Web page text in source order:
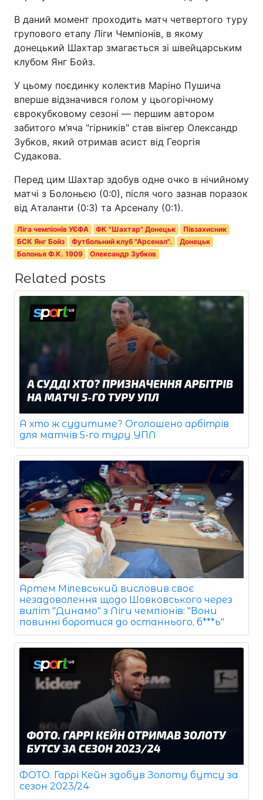
В даний момент проходить матч четвертого туру
групового етапу Ліги Чемпіонів, в якому
донецький Шахтар змагається зі швейцарським
клубом Янг Бойз.
У цьому поєдинку колектив Маріно Пушича
вперше відзначився голом у цьогорічному
єврокубковому сезоні — першим автором
забитого м’яча "гірників" став вінгер Олександр
Зубков, який отримав асист від Георгія
Судакова.
Перед цим Шахтар здобув одне очко в нічийному
матчі з Болоньєю (0:0), після чого зазнав поразок
від Аталанти (0:3) та Арсеналу (0:1).
Ліга чемпіонів УЄФА ФК "Шахтар" Донецьк
Півзахисник
БСК Янг Бойз
Футбольний клуб "Арсенал".
Донецьк
Болонья Ф.К. 1909
Олександр Зубков
Related posts
А хто ж судитиме? Оголошено арбітрів
для матчів 5-го туру УПЛ
Артем Мілевський висловив своє
незадоволення щодо Шовковського через
виліт "Динамо" з Ліги чемпіонів: "Вони
повинні боротися до останнього, б***ь"
ФОТО. Гаррі Кейн здобув Золоту бутсу за
сезон 2023/24